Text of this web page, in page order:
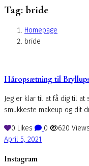
Tag: bride
Homepage
bride
Håropsætning til
Jeg er klar til at få dig til
smukkeste makeup og dit
0 Likes 0 620 Views
April 5, 2021
Instagram